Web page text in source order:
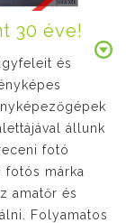
30 éve!
és
állunk
fotó
fotós márka
amatőr és
Folyamatos